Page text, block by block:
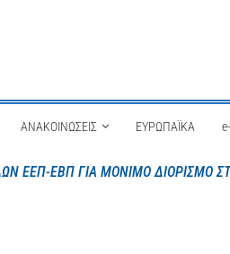
ΑΝΑΚΟΙΝΩΣΕΙΣ ΕΥΡΩΠΑΪΚΑ
για πλήρωση